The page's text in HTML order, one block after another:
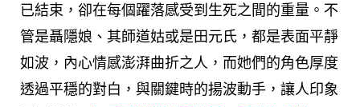
已結束，卻在每個躍落感受到生死之間的重量。不
管是聶隱娘、其師道姑或是田元氏，都是表面平靜
如波，內心情感澎湃曲折之人，而她們的角色厚度
透過平穩的對白，與關鍵時的揚波動手，讓人印象